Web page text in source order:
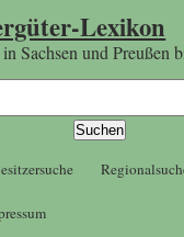
Lexikon
Sachsen und Preußen